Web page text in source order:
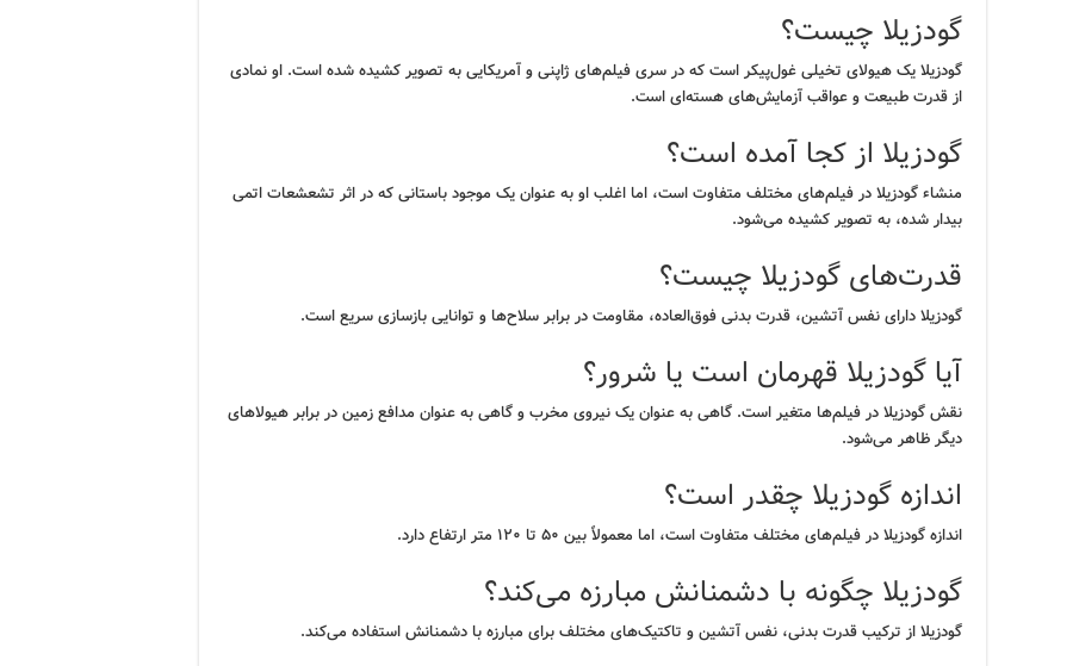
گودزیلا چیست؟
گودزیلا یک هیولای تخیلی غول‌پیکر است که در سری فیلم‌های ژاپنی و آمریکایی به تصویر کشیده شده است. او نمادی
از قدرت طبیعت و عواقب آزمایش‌های هسته‌ای است.
گودزیلا از کجا آمده است؟
منشاء گودزیلا در فیلم‌های مختلف متفاوت است، اما اغلب او به عنوان یک موجود باستانی که در اثر تشعشعات اتمی
بیدار شده، به تصویر کشیده می‌شود.
قدرت‌های گودزیلا چیست؟
گودزیلا دارای نفس آتشین، قدرت بدنی فوق‌العاده، مقاومت در برابر سلاح‌ها و توانایی بازسازی سریع است.
آیا گودزیلا قهرمان است یا شرور؟
نقش گودزیلا در فیلم‌ها متغیر است. گاهی به عنوان یک نیروی مخرب و گاهی به عنوان مدافع زمین در برابر هیولاهای
دیگر ظاهر می‌شود.
اندازه گودزیلا چقدر است؟
اندازه گودزیلا در فیلم‌های مختلف متفاوت است، اما معمولاً بین ۵۰ تا ۱۲۰ متر ارتفاع دارد.
گودزیلا چگونه با دشمنانش مبارزه می‌کند؟
گودزیلا از ترکیب قدرت بدنی، نفس آتشین و تاکتیک‌های مختلف برای مبارزه با دشمنانش استفاده می‌کند.